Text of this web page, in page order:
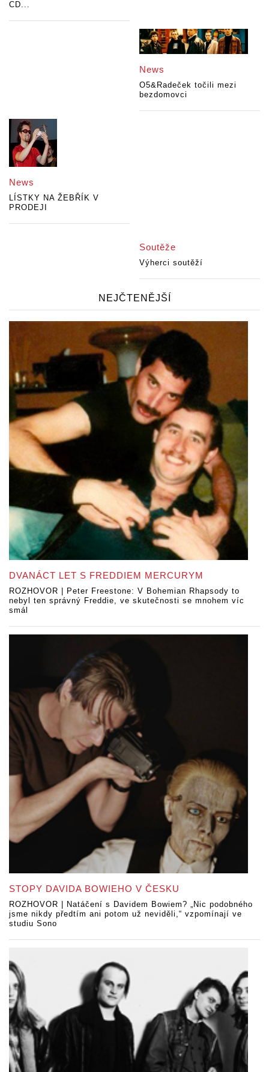
CD...
News
O5&Radeček točili mezi
bezdomovci
News
LÍSTKY NA ŽEBŘÍK V
PRODEJI
Soutěže
Výherci soutěží
NEJČTENĚJŠÍ
DVANÁCT LET S FREDDIEM MERCURYM
ROZHOVOR | Peter Freestone: V Bohemian Rhapsody to
nebyl ten správný Freddie, ve skutečnosti se mnohem víc
smál
STOPY DAVIDA BOWIEHO V ČESKU
ROZHOVOR | Natáčení s Davidem Bowiem? „Nic podobného
jsme nikdy předtím ani potom už neviděli,“ vzpomínají ve
studiu Sono